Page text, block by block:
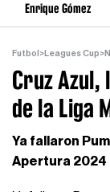
Enrique Gómez
Futbol >Leagues Cup>
Cruz Azul,
de la Liga
Ya fallaron
Apertura 2024